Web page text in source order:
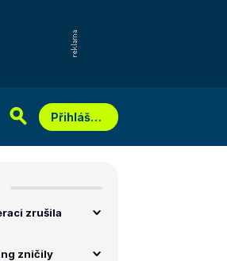
Přihlášení
zrušila
zničily